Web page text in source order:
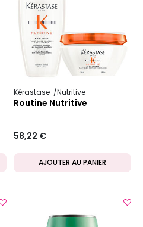
Color Brilliance
Kérastase Nutritive
Routine Nutritive
58,22 €
AJOUTER AU PANIER